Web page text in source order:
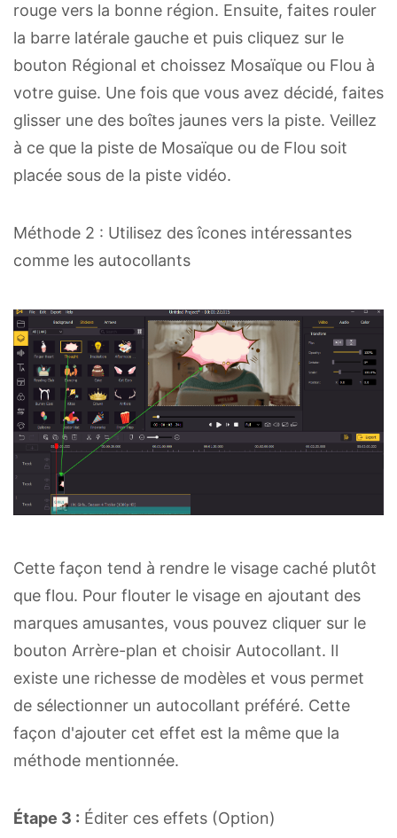
rouge vers la bonne région. Ensuite, faites rouler
la barre latérale gauche et puis cliquez sur le
bouton Régional et choissez Mosaïque ou Flou à
votre guise. Une fois que vous avez décidé, faites
glisser une des boîtes jaunes vers la piste. Veillez
à ce que la piste de Mosaïque ou de Flou soit
placée sous de la piste vidéo.
Méthode 2 : Utilisez des îcones intéressantes
comme les autocollants
Cette façon tend à rendre le visage caché plutôt
que flou. Pour flouter le visage en ajoutant des
marques amusantes, vous pouvez cliquer sur le
bouton Arrère-plan et choisir Autocollant. Il
existe une richesse de modèles et vous permet
de sélectionner un autocollant préféré. Cette
façon d'ajouter cet effet est la même que la
méthode mentionnée.
Étape 3 : Éditer ces effets (Option)